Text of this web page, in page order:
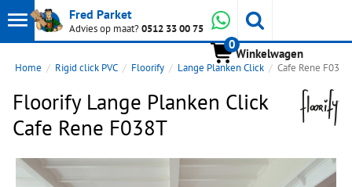
Toon
hoofdmenu
Fred Parket
Advies op maat?0512 33 00 75 Whatsapp
0
Winkelwagen
Home Rigid click PVC Floorify Lange Planken Click Cafe Rene F038T
Floorify Lange Planken Click
Cafe Rene F038T